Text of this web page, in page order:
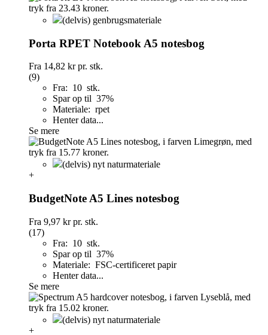
(delvis) genbrugsmateriale
Porta RPET Notebook A5 notesbog
Fra 14,82 krpr. stk.
(9)
Fra: 10 stk.
Spar op til 37%
Materiale: rpet
Henter data...
Se mere
(delvis) nyt naturmateriale
+
BudgetNote A5 Lines notesbog
Fra 9,97 krpr. stk.
(17)
Fra: 10 stk.
Spar op til 37%
Materiale: FSC-certificeret papir
Henter data...
Se mere
(delvis) nyt naturmateriale
+